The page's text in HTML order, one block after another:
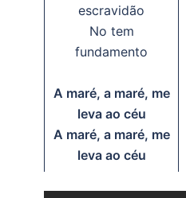
escravidão
No tem
fundamento
A maré, a maré, me
leva ao céu
A maré, a maré, me
leva ao céu